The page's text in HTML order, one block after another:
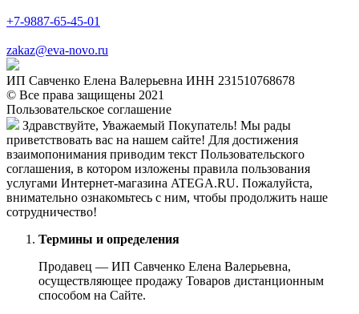
+7-9887-65-45-01
zakaz@eva-novo.ru
ИП Савченко Елена Валерьевна ИНН 231510768678
© Все права защищены 2021
Пользовательское соглашение
Здравствуйте, Уважаемый Покупатель! Мы рады
приветствовать вас на нашем сайте! Для достижения
взаимопонимания приводим текст Пользовательского
соглашения, в котором изложены правила пользования
услугами Интернет-магазина ATEGA.RU. Пожалуйста,
внимательно ознакомьтесь с ним, чтобы продолжить наше
сотрудничество!
Термины и определения
Продавец — ИП Савченко Елена Валерьевна,
осуществляющее продажу Товаров дистанционным
способом на Сайте.